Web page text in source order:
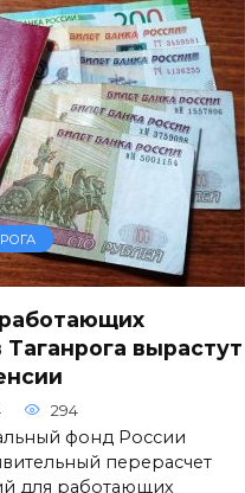
работающих
вырастут
294
фонд России
перерасчет
для работающих